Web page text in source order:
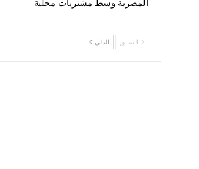
المصرية وسط مشتريات محلية
السابق التالي